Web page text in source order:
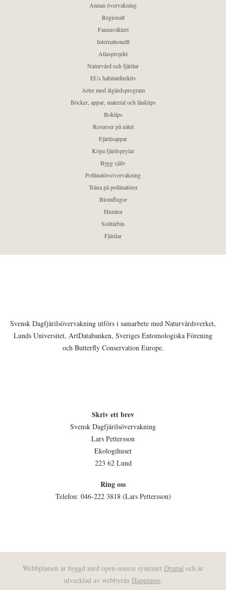
Annan övervakning
Regionalt
Faunaväkteri
Internationellt
Atlasprojekt
Naturvård och fjärilar
EUs habitatdirektiv
Arter med åtgärdsprogram
Böcker, appar, material och länktips
Boktips
Resurser på nätet
Fjärilsappar
Köpa fjärilsprylar
Bygg själv
Pollinatörsövervakning
Träna på pollinatörer
Blomflugor
Humlor
Solitärbin
Fjärilar
Svensk Dagfjärilsövervakning utförs i samarbete med Naturvårdsverket,
Lunds Universitet, ArtDatabanken, Sveriges Entomologiska Förening
och Butterfly Conservation Europe.
Skriv ett brev
Svensk Dagfjärilsövervakning
Lars Pettersson
Ekologihuset
223 62 Lund
Ring oss
Telefon: 046-222 3818 (Lars Pettersson)
Webbplatsen är byggd med open-source systemet Drupal och är
utvecklad av webbyrån Happiness.